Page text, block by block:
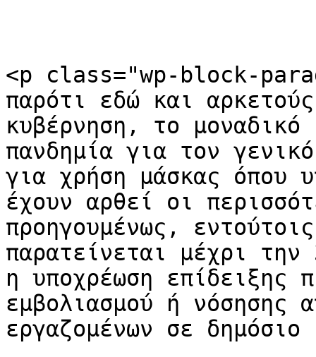
<p class="wp-block-
παρότι εδώ και
κυβέρνηση, το μοναδικό
πανδημία για τον
για χρήση μάσκας όπου
έχουν αρθεί οι
προηγουμένως,
παρατείνεται μέχρι
η υποχρέωση επίδειξης
εμβολιασμού ή νόσησης
εργαζομένων σε